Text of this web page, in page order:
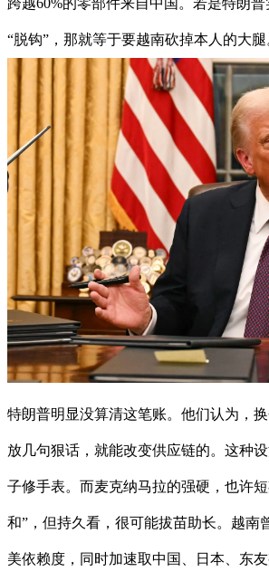
“脱钩”，那就等于要越南砍掉本人的大腿
特朗普明显没算清这笔账。他们认为，换
放几句狠话，就能改变供应链的。这种
子修手表。而麦克纳马拉的强硬，也许
和”，但持久看，很可能拔苗助长。越南
美依赖度，同时加速取中国、日本、东